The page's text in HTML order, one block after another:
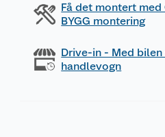
Få det montert med
BYGG montering
Drive-in - Med bilen
handlevogn